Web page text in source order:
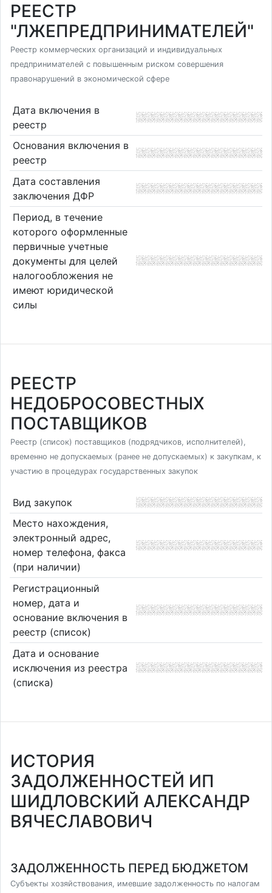
РЕЕСТР
"ЛЖЕПРЕДПРИНИМАТЕЛЕЙ"
Реестр коммерческих организаций и индивидуальных
предпринимателей с повышенным риском совершения
правонарушений в экономической сфере
Дата включения в
реестр
Основания включения в
реестр
Дата составления
заключения ДФР
Период, в течение
которого оформленные
первичные учетные
документы для целей
налогообложения не
имеют юридической
силы
РЕЕСТР
НЕДОБРОСОВЕСТНЫХ
ПОСТАВЩИКОВ
Реестр (список) поставщиков (подрядчиков, исполнителей),
временно не допускаемых (ранее не допускаемых) к закупкам, к
участию в процедурах государственных закупок
Вид закупок
Место нахождения,
электронный адрес,
номер телефона, факса
(при наличии)
Регистрационный
номер, дата и
основание включения в
реестр (список)
Дата и основание
исключения из реестра
(списка)
ИСТОРИЯ
ЗАДОЛЖЕННОСТЕЙ ИП
ШИДЛОВСКИЙ АЛЕКСАНДР
ВЯЧЕСЛАВОВИЧ
ЗАДОЛЖЕННОСТЬ ПЕРЕД БЮДЖЕТОМ
Субъекты хозяйствования, имевшие задолженность по налогам